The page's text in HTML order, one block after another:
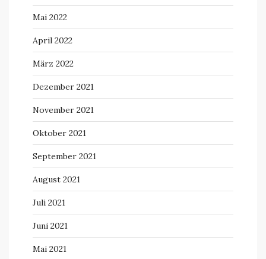
Mai 2022
April 2022
März 2022
Dezember 2021
November 2021
Oktober 2021
September 2021
August 2021
Juli 2021
Juni 2021
Mai 2021